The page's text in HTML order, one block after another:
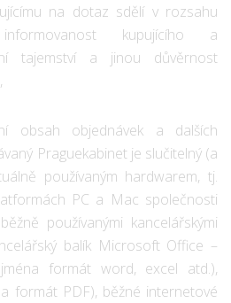
na dotaz sdělí v rozsahu
kupujícího a
tajemství a jinou důvěrnost
obsah objednávek a dalších
Praguekabinet je slučitelný (a
používaným hardwarem, tj.
PC a Mac společnosti
používanými kancelářskými
balík Microsoft Office –
formát word, excel atd.),
formát PDF), běžné internetové